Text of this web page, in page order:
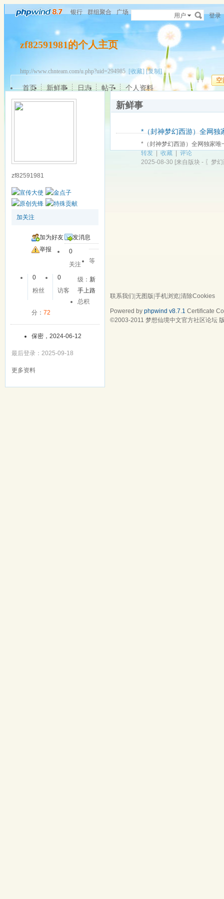
银行 群组聚合 广场 用户 登录
zf82591981的个人主页
http://www.chnteam.com/u.php?uid=294985 [收藏] [复制]
空
首页 新鲜事 日志 帖子 个人资料
zf82591981
加关注
加为好友
发消息
举报
0
关注
0
粉丝
0
访客
等
级：新
手上路
总积
分： 72
保密，2024-06-12
最后登录：2025-09-18
更多资料
新鲜事
*（封神梦幻西游）全网独
*（封神梦幻西游）全网独家
转发|收藏|评论
2025-08-30 [来自版块 - 〖梦
联系我们 无图版 手机浏览 清除Cookies
Powered by phpwind v8.7.1 Certificate
©2003-2011 梦想仙境中文官方社区论坛